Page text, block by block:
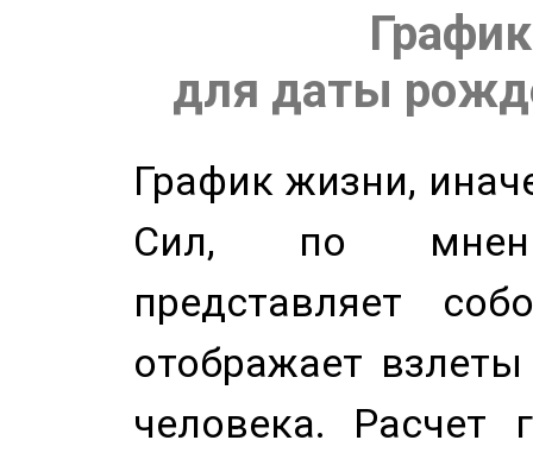
для даты
График жизни,
Сил, по
представляет
отображает
человека. Расчет